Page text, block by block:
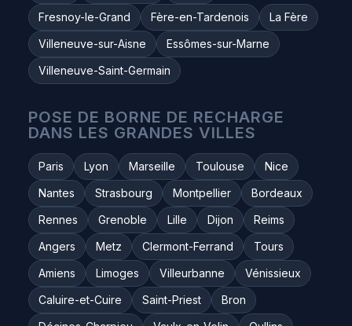
Fresnoy-le-Grand
Fère-en-Tardenois
La Fère
Villeneuve-sur-Aisne
Essômes-sur-Marne
Villeneuve-Saint-Germain
POSE DE BORNE DE RECHARGE
DANS LES GRANDES VILLES
Paris Lyon Marseille Toulouse
Nice
Nantes
Strasbourg Montpellier
Bordeaux
Rennes
Grenoble Lille Dijon
Reims
Angers
Metz Clermont-Ferrand
Tours
Amiens
Limoges Villeurbanne
Vénissieux
Caluire-et-Cuire
Saint-Priest
Bron